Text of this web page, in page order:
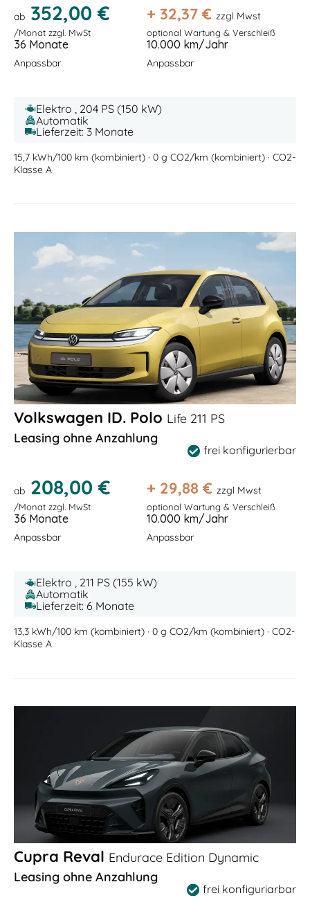
ab 352,00 €
/Monat zzgl. MwSt
+ 32,37€ zzgl Mwst
optional Wartung & Verschleiß
36 Monate
Anpassbar
10.000 km/Jahr
Anpassbar
Elektro , 204 PS (150 kW)
Automatik
Lieferzeit: 3 Monate
15,7 kWh/100 km (kombiniert) · 0 g CO2/km (kombiniert) · CO2-
Klasse A
Volkswagen ID. Polo Life 211 PS
Leasing ohne Anzahlung
frei konfigurierbar
ab 208,00 €
/Monat zzgl. MwSt
+ 29,88 € zzgl Mwst
optional Wartung & Verschleiß
36 Monate
Anpassbar
10.000 km/Jahr
Anpassbar
Elektro , 211 PS (155 kW)
Automatik
Lieferzeit: 6 Monate
13,3 kWh/100 km (kombiniert) · 0 g CO2/km (kombiniert) · CO2-
Klasse A
Cupra Reval Endurace Edition Dynamic
Leasing ohne Anzahlung
frei konfiguriarbar